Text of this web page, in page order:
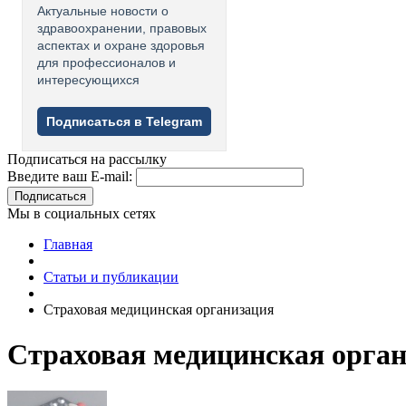
Актуальные новости о
здравоохранении, правовых
аспектах и охране здоровья
для профессионалов и
интересующихся
Подписаться в Telegram
Подписаться на рассылку
Введите ваш E-mail:
Подписаться
Мы в социальных сетях
Главная
Статьи и публикации
Страховая медицинская организация
Страховая медицинская